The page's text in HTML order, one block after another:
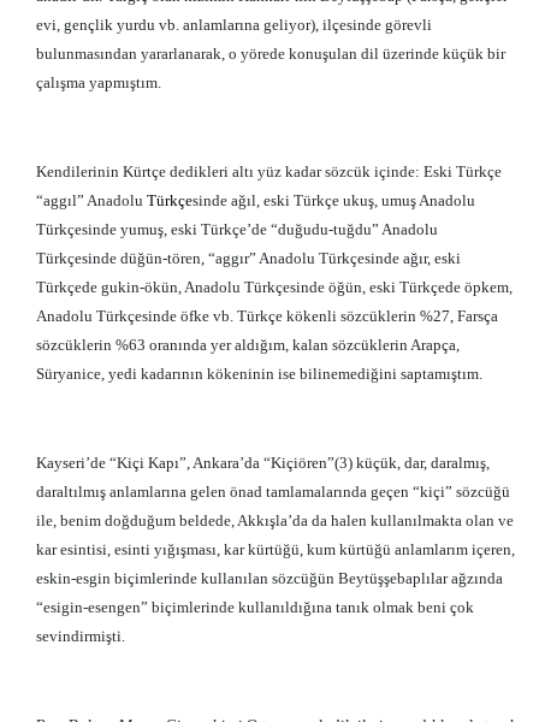
evi, gençlik yurdu vb. anlamlarına geliyor), ilçesinde görevli
bulunmasından yararlanarak, o yörede konuşulan dil üzerinde küçük bir
çalışma yapmıştım.
Kendilerinin Kürtçe dedikleri altı yüz kadar sözcük içinde: Eski Türkçe
“aggıl” Anadolu Türkçesinde ağıl, eski Türkçe ukuş, umuş Anadolu
Türkçesinde yumuş, eski Türkçe’de “duğudu-tuğdu” Anadolu
Türkçesinde düğün-tören, “aggır” Anadolu Türkçesinde ağır, eski
Türkçede gukin-ökün, Anadolu Türkçesinde öğün, eski Türkçede öpkem,
Anadolu Türkçesinde öfke vb. Türkçe kökenli sözcüklerin %27, Farsça
sözcüklerin %63 oranında yer aldığım, kalan sözcüklerin Arapça,
Süryanice, yedi kadarının kökeninin ise bilinemediğini saptamıştım.
Kayseri’de “Kiçi Kapı”, Ankara’da “Kiçiören”(3) küçük, dar, daralmış,
daraltılmış anlamlarına gelen önad tamlamalarında geçen “kiçi” sözcüğü
ile, benim doğduğum beldede, Akkışla’da da halen kullanılmakta olan ve
kar esintisi, esinti yığışması, kar kürtüğü, kum kürtüğü anlamlarım içeren,
eskin-esgin biçimlerinde kullanılan sözcüğün Beytüşşebaplılar ağzında
“esigin-esengen” biçimlerinde kullanıldığına tanık olmak beni çok
sevindirmişti.